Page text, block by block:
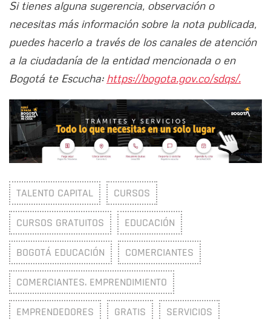
Si tienes alguna sugerencia, observación o
necesitas más información sobre la nota publicada,
puedes hacerlo a través de los canales de atención
a la ciudadanía de la entidad mencionada o en
Bogotá te Escucha: https://bogota.gov.co/sdqs/.
TALENTO CAPITAL CURSOS
CURSOS GRATUITOS EDUCACIÓN
BOGOTÁ EDUCACIÓN COMERCIANTES
COMERCIANTES. EMPRENDIMIENTO
EMPRENDEDORES GRATIS SERVICIOS